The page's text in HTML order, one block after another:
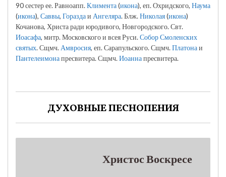
90 сестер ее. Равноапп.Климента(икона), еп. Охридского, Наума
(икона), Саввы, Гораздаи Ангеляра. Блж.Николая(икона)
Кочанова, Христа ради юродивого, Новгородского. Свт.
Иоасафа, митр. Московского и всея Руси.Собор Смоленских
святых. Сщмч. Амвросия, еп. Сарапульского. Сщмч.Платонаи
Пантелеимонапресвитера. Сщмч.Иоаннапресвитера.
ДУХОВНЫЕ ПЕСНОПЕНИЯ
Христос Воскресе